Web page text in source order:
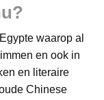
waarop al
en ook in
en literaire
Chinese